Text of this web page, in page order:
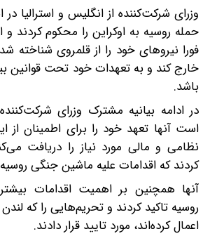
وزرای شرکت‌کننده از انگلیس و استرالیا
حمله روسیه به اوکراین را محکوم کردند و
فورا نیروهای خود را از قلمروی شناخته
خارج کند و به تعهدات خود تحت قوانین
باشد.
در ادامه بیانیه مشترک وزرای
است آنها تعهد خود را برای اطمینان از
نظامی و مالی مورد نیاز را دریافت
کردند که اقدامات علیه ماشین جنگی
آنها همچنین بر اهمیت اقدامات
روسیه تاکید کردند و تحریم‌هایی را که لندن
اعمال کرده‌اند، مورد تایید قرار دادند.